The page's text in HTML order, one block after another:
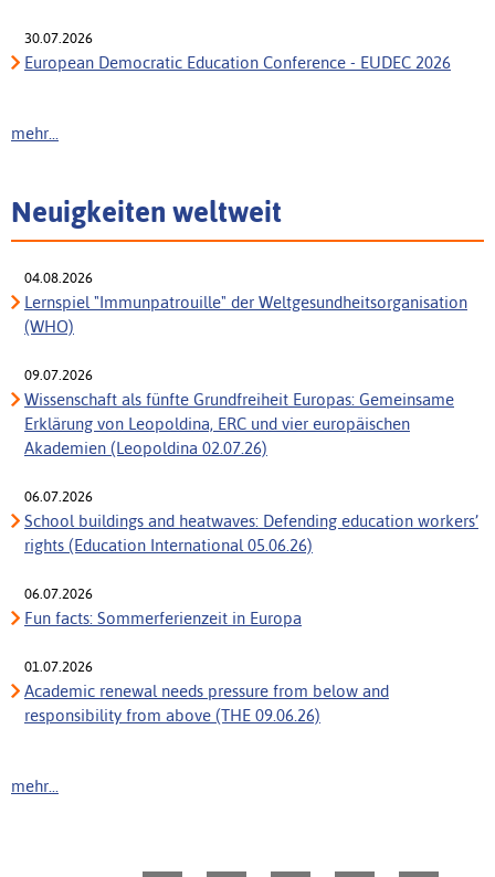
30.07.2026
European Democratic Education Conference - EUDEC 2026
mehr...
Neuigkeiten weltweit
04.08.2026
Lernspiel "Immunpatrouille" der Weltgesundheitsorganisation
(WHO)
09.07.2026
Wissenschaft als fünfte Grundfreiheit Europas: Gemeinsame
Erklärung von Leopoldina, ERC und vier europäischen
Akademien (Leopoldina 02.07.26)
06.07.2026
School buildings and heatwaves: Defending education workers’
rights (Education International 05.06.26)
06.07.2026
Fun facts: Sommerferienzeit in Europa
01.07.2026
Academic renewal needs pressure from below and
responsibility from above (THE 09.06.26)
mehr...